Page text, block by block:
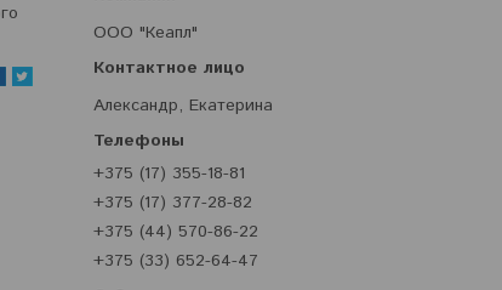
ООО "Кеапл"
Александр, Екатерина
+375 (17) 355-18-81
+375 (17) 377-28-82
+375 (44) 570-86-22
+375 (33) 652-64-47